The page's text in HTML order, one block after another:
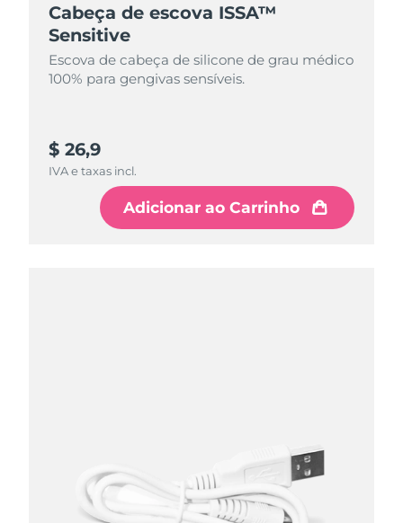
Cabeça de escova ISSA™
Sensitive
Escova de cabeça de silicone de grau médico
100% para gengivas sensíveis.
$ 26,9
IVA e taxas incl.
Adicionar ao Carrinho